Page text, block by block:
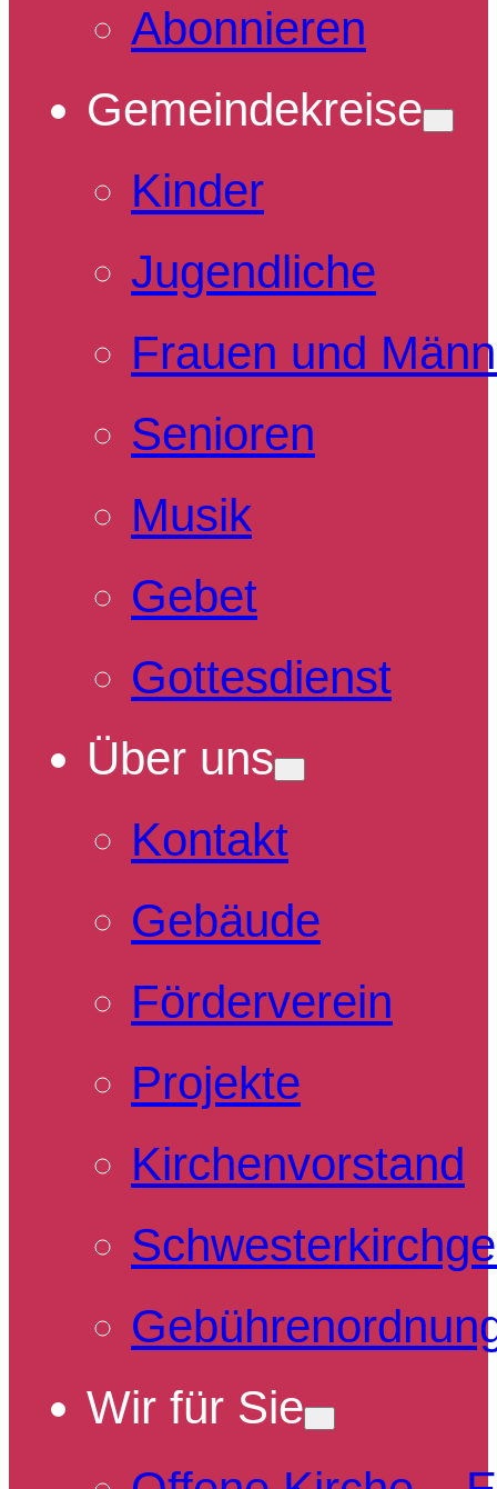
Abonnieren
Gemeindekreise
Kinder
Jugendliche
Frauen und
Senioren
Musik
Gebet
Gottesdienst
Über uns
Kontakt
Gebäude
Förderverein
Projekte
Kirchenvorstand
Wir für Sie